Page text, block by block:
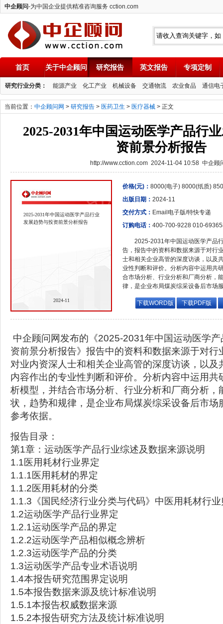
中企顾问-为中国企业提供精准咨询服务 cction.com
中企顾问
首页 关于中企顾问 研究报告 英文报告 专项定制
研究行业分类： 能源产业 化工产业 机械设备 交通物流 农业食品 通信电
当前位置： 中企顾问网 > 研究报告 > 医药卫生 > 医疗器械 > 正文
2025-2031年中国运动医学产品行
资前景分析报告
http://www.cction.com 2024-11-04 10:58 中企顾
2025-2031年中国运动医学产品行业
发展趋势与投资前景分析报告
2024-11
价格(元)： 8000(电子) 8000(纸质)
出版日期： 2024-11
交付方式： Email电子版/特快专递
订购电话： 400-700-9228 010-
2025-2031年中国运动医学产品
告，报告中的资料和数据来源于对行
士和相关企业高管的深度访谈，以及
业性判断和评价。分析内容中运用共
合市场分析、行业分析和厂商分析，
律，是企业布局煤炭综采设备后市场
下载WORD版 下载PDF版
中企顾问网发布的《2025-2031年中国运动医学
资前景分析报告》报告中的资料和数据来源于对行
对业内资深人士和相关企业高管的深度访谈，以及
内容作出的专业性判断和评价。分析内容中运用共
析模型，并结合市场分析、行业分析和厂商分析，
状，趋势和规律，是企业布局煤炭综采设备后市场
参考依据。
报告目录：
第1章：运动医学产品行业综述及数据来源说明
1.1医用耗材行业界定
1.1.1医用耗材的界定
1.1.2医用耗材的分类
1.1.3《国民经济行业分类与代码》中医用耗材行
1.2运动医学产品行业界定
1.2.1运动医学产品的界定
1.2.2运动医学产品相似概念辨析
1.2.3运动医学产品的分类
1.3运动医学产品专业术语说明
1.4本报告研究范围界定说明
1.5本报告数据来源及统计标准说明
1.5.1本报告权威数据来源
1.5.2本报告研究方法及统计标准说明